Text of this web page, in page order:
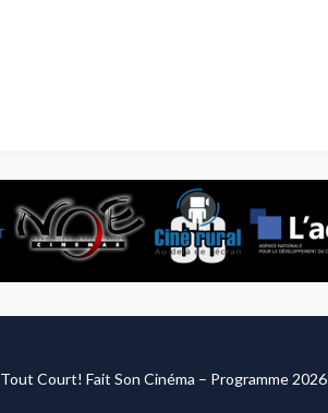
Tout Court! Fait Son Cinéma – Programme 2026